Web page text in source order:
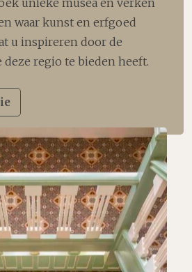
unieke musea en verken
waar kunst en erfgoed
u inspireren door de
regio te bieden heeft.